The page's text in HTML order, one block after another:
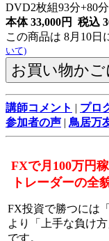
DVD2枚組93分+80
本体 33,000円 税込
この商品は 8月10日
いて)
講師コメント | プロ
参加者の声 | 鳥居万
FXで月100万円
トレーダーの全
FX投資で勝つには
より「上手な負け
です。